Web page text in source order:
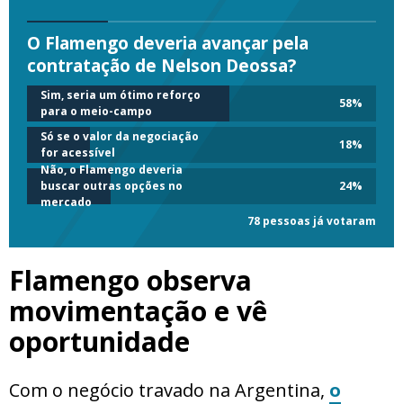
O Flamengo deveria avançar pela
contratação de Nelson Deossa?
Sim, seria um ótimo reforço
para o meio-campo
58%
Só se o valor da negociação
for acessível
18%
Não, o Flamengo deveria
buscar outras opções no
mercado
24%
78 pessoas já votaram
Flamengo observa
movimentação e vê
oportunidade
Com o negócio travado na Argentina, o